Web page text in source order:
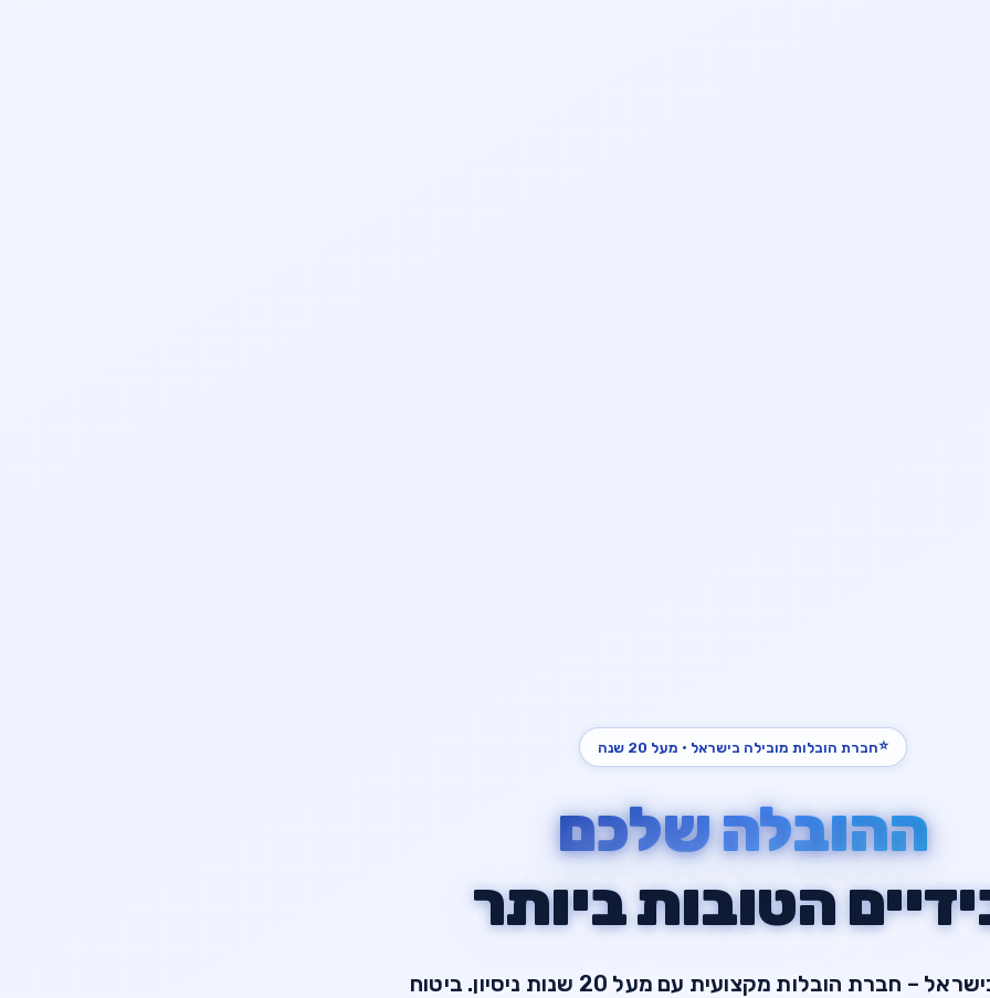
⭐חברת הובלות מובילה בישראל · מעל 20 שנה
ההובלה שלכם
הטובות ביותר
מובילים בישראל – חברת הובלות מקצועית עם מעל 20 שנות ניסיון. ביטוח